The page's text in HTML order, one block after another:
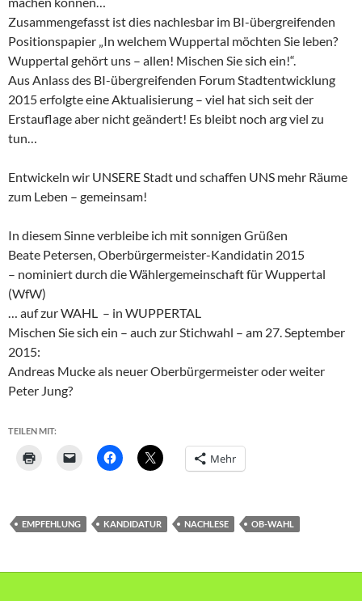
Zusammengefasst ist dies nachlesbar im BI-übergreifenden
Positionspapier „In welchem Wuppertal möchten Sie leben?
Wuppertal gehört uns – allen! Mischen Sie sich ein!“.
Aus Anlass des BI-übergreifenden Forum Stadtentwicklung
2015 erfolgte eine Aktualisierung – viel hat sich seit der
Erstauflage aber nicht geändert! Es bleibt noch arg viel zu
tun…
Entwickeln wir UNSERE Stadt und schaffen UNS mehr Räume
zum Leben – gemeinsam!
In diesem Sinne verbleibe ich mit sonnigen Grüßen
Beate Petersen, Oberbürgermeister-Kandidatin 2015
– nominiert durch die Wählergemeinschaft für Wuppertal
(WfW)
… auf zur WAHL – in WUPPERTAL
Mischen Sie sich ein – auch zur Stichwahl – am 27. September
2015:
Andreas Mucke als neuer Oberbürgermeister oder weiter
Peter Jung?
TEILEN MIT:
Mehr
EMPFEHLUNG KANDIDATUR NACHLESE OB-WAHL